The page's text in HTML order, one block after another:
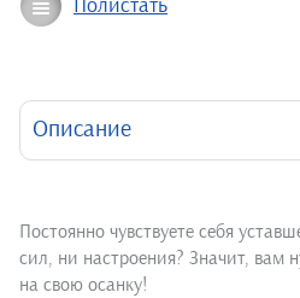
Полистать
Описание
Постоянно чувствуете себя
сил, ни настроения? Значит, вам
на свою осанку!